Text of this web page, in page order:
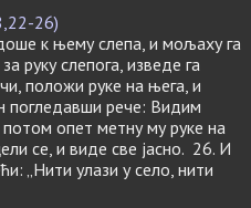
26)
к њему слепа, и мољаху га
руку слепога, изведе га
положи руке на њега, и
погледавши рече: Видим
опет метну му руке на
се, и виде све јасно. 26. И
„Нити улази у село, нити